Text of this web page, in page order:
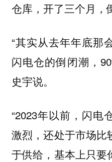
仓库，开了三个月，
“其实从去年年底那
闪电仓的倒闭潮，
史宇说。
“2023年以前，闪电
激烈，还处于市场比
于供给，基本上只要